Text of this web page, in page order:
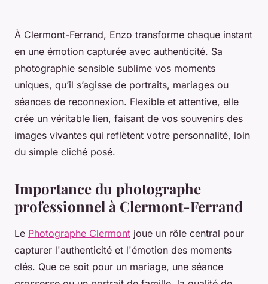
À Clermont-Ferrand, Enzo transforme chaque instant
en une émotion capturée avec authenticité. Sa
photographie sensible sublime vos moments
uniques, qu’il s’agisse de portraits, mariages ou
séances de reconnexion. Flexible et attentive, elle
crée un véritable lien, faisant de vos souvenirs des
images vivantes qui reflètent votre personnalité, loin
du simple cliché posé.
Importance du photographe
professionnel à Clermont-Ferrand
Le Photographe Clermont joue un rôle central pour
capturer l'authenticité et l'émotion des moments
clés. Que ce soit pour un mariage, une séance